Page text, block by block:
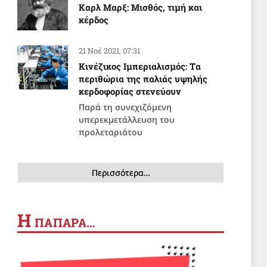
Καρλ Μαρξ: Μισθός, τιμή και
κέρδος
21 Νοέ 2021, 07:31
Κινέζικος Ιμπεριαλισμός: Tα
περιθώρια της παλιάς υψηλής
κερδοφορίας στενεύουν
Παρά τη συνεχιζόμενη
υπερεκμετάλλευση του
προλεταριάτου
Περισσότερα…
Η ΠΑΠΑΡΑ…